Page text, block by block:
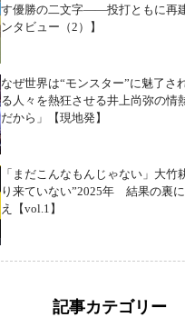
す優勝の二文字――投打ともに再
ンタビュー（2）】
なぜ世界は“モンスター”に魅了
る人々を熱狂させる井上尚弥の情
だから」【現地発】
「まだこんなもんじゃない」大竹
り来ていない”2025年 結果の裏
え【vol.1】
記事カテゴリー